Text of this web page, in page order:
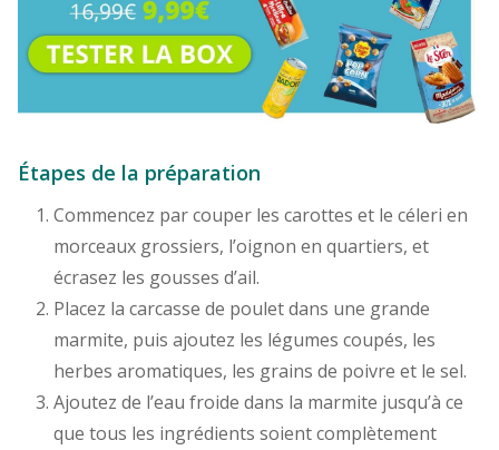
Étapes de la préparation
Commencez par couper les carottes et le céleri en
morceaux grossiers, l’oignon en quartiers, et
écrasez les gousses d’ail.
Placez la carcasse de poulet dans une grande
marmite, puis ajoutez les légumes coupés, les
herbes aromatiques, les grains de poivre et le sel.
Ajoutez de l’eau froide dans la marmite jusqu’à ce
que tous les ingrédients soient complètement